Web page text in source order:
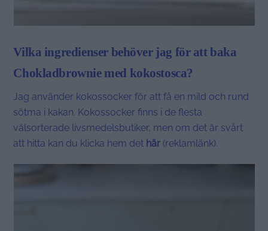
Vilka ingredienser behöver jag för att baka
Chokladbrownie med kokostosca?
Jag använder kokossocker för att få en mild och rund
sötma i kakan. Kokossocker finns i de flesta
välsorterade livsmedelsbutiker, men om det är svårt
att hitta kan du klicka hem det här (reklamlänk).